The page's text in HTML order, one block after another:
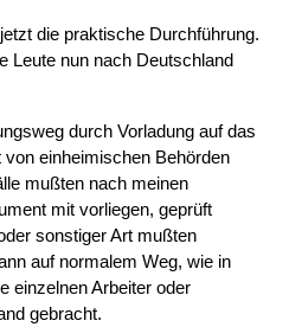
die praktische Durchführung.
Leute nun nach Deutschland
durch Vorladung auf das
einheimischen Behörden
mußten nach meinen
mit vorliegen, geprüft
sonstiger Art mußten
auf normalem Weg, wie in
einzelnen Arbeiter oder
gebracht.